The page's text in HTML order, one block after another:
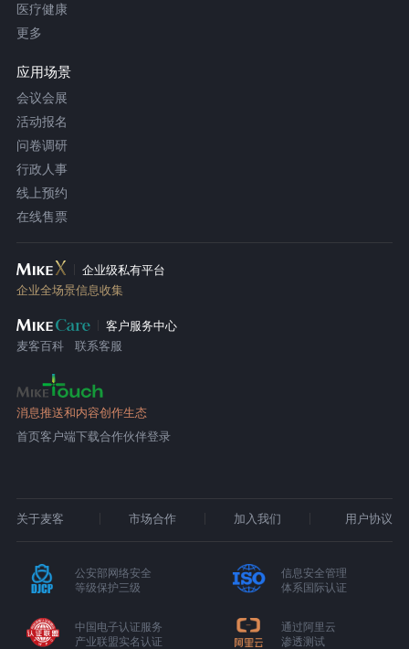
医疗健康
更多
应用场景
会议会展
活动报名
问卷调研
行政人事
线上预约
在线售票
企业级私有平台
企业全场景信息收集
客户服务中心
麦客百科
联系客服
消息推送和内容创作生态
首页客户端下载合作伙伴登录
关于麦客 市场合作 加入我们 用户协议
公安部网络安全
等级保护三级
信息安全管理
体系国际认证
中国电子认证服务
产业联盟实名认证
通过阿里云
渗透测试